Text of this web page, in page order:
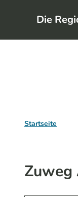
m
Die
Startseite
Zuweg